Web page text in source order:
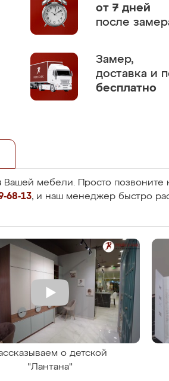
от 7 дней
после
Замер,
доставка и
бесплатно
Вашей мебели. Просто
68-13, и наш менеджер быстро
о детской
"Лантана"